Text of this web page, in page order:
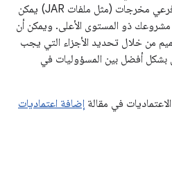
كعناصر تابعة. ينتج كل مشروع فرعي مخرجات (مثل ملفات JAR) يمكن
مشروعك ذو المستوى الأعلى. ويمكن أن
من خلال تحديد الأجزاء التي يجب
بشكل أفضل بين المسؤوليات في
في مقالة إضافة اعتماديات